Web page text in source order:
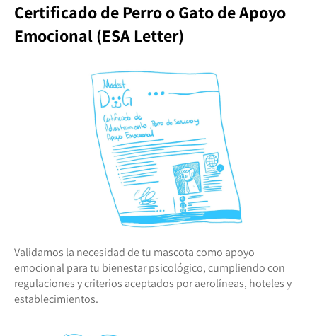
Certificado de Perro o Gato de Apoyo
Emocional (ESA Letter)
Validamos la necesidad de tu mascota como apoyo
emocional para tu bienestar psicológico, cumpliendo con
regulaciones y criterios aceptados por aerolíneas, hoteles y
establecimientos.